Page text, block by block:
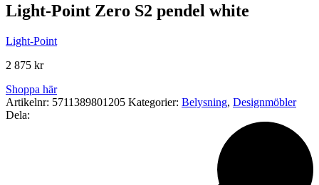
Light-Point Zero S2 pendel white
Light-Point
2 875 kr
Shoppa här
Artikelnr: 5711389801205 Kategorier: Belysning, Designmöbler
Dela: